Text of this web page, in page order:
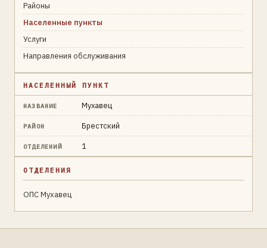
Районы
Населенные пункты
Услуги
Направления обслуживания
НАСЕЛЕННЫЙ ПУНКТ
НАЗВАНИЕ Мухавец
РАЙОН Брестский
ОТДЕЛЕНИЙ 1
ОТДЕЛЕНИЯ
ОПС Мухавец